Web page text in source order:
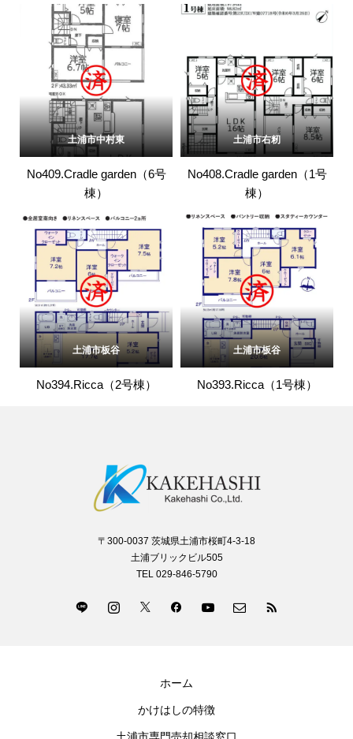
土浦市中村東
No409.Cradle garden（6号
棟）
土浦市右籾
No408.Cradle garden（1号
棟）
土浦市板谷
No394.Ricca（2号棟）
土浦市板谷
No393.Ricca（1号棟）
〒300-0037 茨城県土浦市桜町4-3-18
土浦ブリックビル505
TEL 029-846-5790
ホーム
かけはしの特徴
土浦市専門売却相談窓口